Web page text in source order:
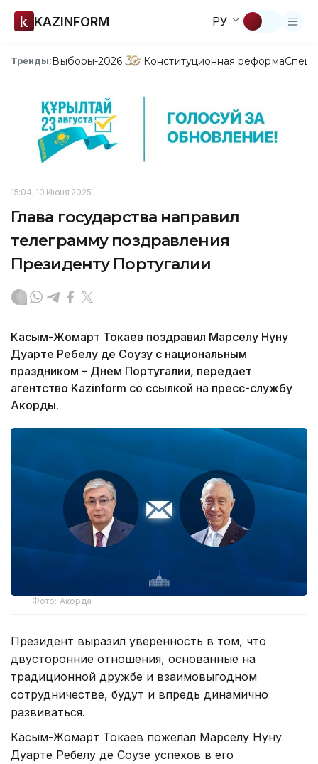
KAZINFORM РУ
Тренды:Выборы-2026 Конституционная реформа
15:04, 10 Июня 2025
Глава государства направил
телеграмму поздравления
Президенту Португалии
Касым-Жомарт Токаев поздравил Марселу Нуну
Дуарте Ребелу де Соузу с национальным
праздником – Днем Португалии, передает
агентство Kazinform со ссылкой на пресс-службу
Акорды.
Фото: Акорда
Президент выразил уверенность в том, что
двусторонние отношения, основанные на
традиционной дружбе и взаимовыгодном
сотрудничестве, будут и впредь динамично
развиваться.
Касым-Жомарт Токаев пожелал Марселу Нуну
Дуарте Ребелу де Соузе успехов в его